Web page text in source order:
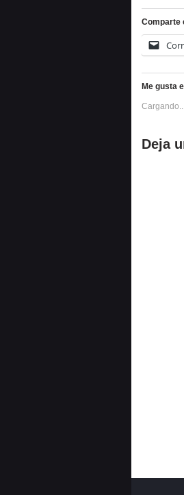
Comparte
Me gusta
Deja